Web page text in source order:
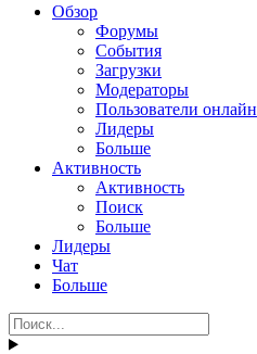
Обзор
Форумы
События
Загрузки
Модераторы
Пользователи онлайн
Лидеры
Больше
Активность
Активность
Поиск
Больше
Лидеры
Чат
Больше